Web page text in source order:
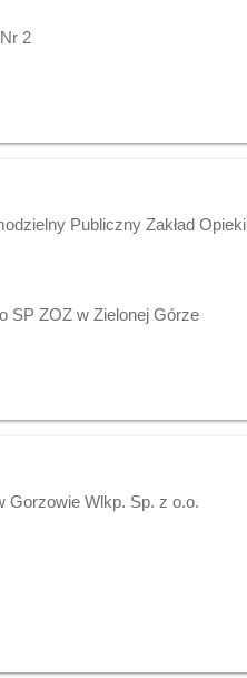
2
Publiczny Zakład Opieki
SP ZOZ w Zielonej Górze
Gorzowie Wlkp. Sp. z o.o.